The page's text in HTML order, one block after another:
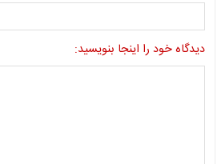
دیدگاه خود را اینجا بنویسید: